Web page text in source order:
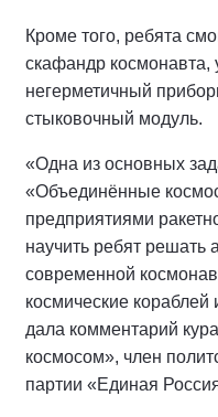
Кроме того, ребята
скафандр космонавта,
негерметичный
стыковочный модуль.
«Одна из основных
«Объединённые
предприятиями
научить ребят решать
современной
космические
дала комментарий
космосом», член
партии «Единая